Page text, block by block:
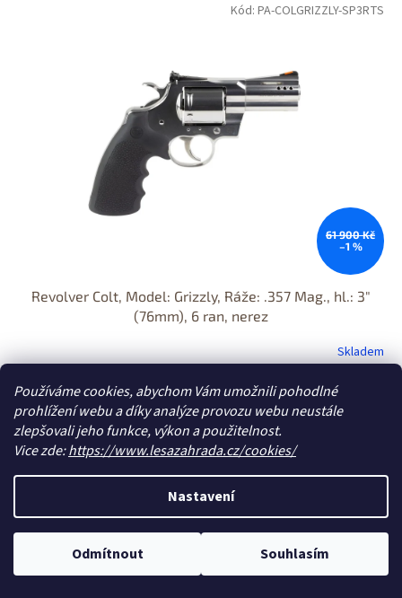
Používáme cookies, abychom Vám umožnili pohodlné
prohlížení webu a díky analýze provozu webu neustále
zlepšovali jeho funkce, výkon a použitelnost.
Vice zde:https://www.lesazahrada.cz/cookies/
Nastavení
Odmítnout Souhlasím
61 900 Kč
–1 %
Revolver Colt, Model: Grizzly, Ráže: .357 Mag., hl.: 3"
(76mm), 6 ran, nerez
Skladem
50 645 Kč bez DPH
61 281 Kč Do košíku
Kód: PA-COLGRIZZLY-SP3RTS
Jen osobní
odběr
Kód: PA-TAU10032599